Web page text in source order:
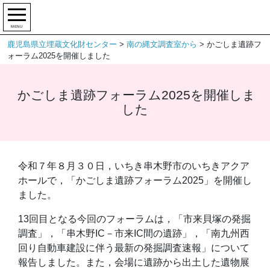
MENU
鹿児島県立埋蔵文化財センター > 南の縄文調査室から > かごしま遺跡フ
ォーラム2025を開催しました
かごしま遺跡フォーラム2025を開催しま
した
令和７年８月３０日，いちき串木野市のいちきアクア
ホールで，「かごしま遺跡フォーラム2025」を開催し
ました。
13回目となる今回のフォーラムは，「市来貝塚の発掘
調査」，「串木野IC－市来IC間の遺跡」，「南九州西
回り自動車建設に伴う最新の発掘調査速報」について
報告しました。また，会場に遺跡から出土した遺物展